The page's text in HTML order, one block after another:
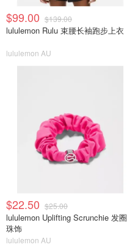
$99.00 $139.00
lululemon Rulu 束腰长袖跑步上衣
lululemon AU
$22.50 $25.00
lululemon Uplifting Scrunchie 发圈
珠饰
lululemon AU